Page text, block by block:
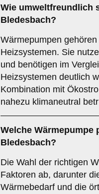
Wie umweltfreundlich
Bledesbach?
Wärmepumpen
Heizsystemen. Sie
und benötigen im
Heizsystemen deutlich
Kombination mit
nahezu klimaneutral
Welche Wärmepumpe
Bledesbach?
Die Wahl der richtigen
Faktoren ab, darunter
Wärmebedarf und die